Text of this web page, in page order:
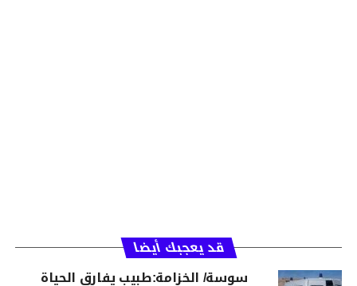
قد يعجبك أيضا
سوسة/ الخزامة:طبيب يفارق الحياة